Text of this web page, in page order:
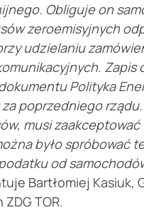
Obliguje on
zeroemisyjnych
udzielaniu
Zapis
Polityka
poprzedniego
musi zaakceptować
było spróbować
od
Bartłomiej Kasiuk,
TOR.